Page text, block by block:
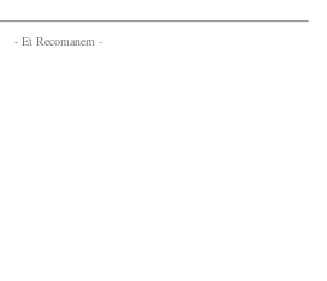
- Et Recomanem -